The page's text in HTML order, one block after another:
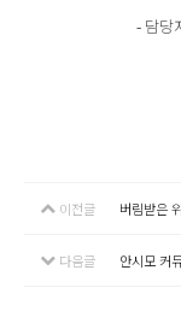
- 담당
이전글
다음글